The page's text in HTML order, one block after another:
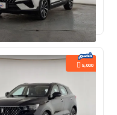
مستعملة 72,691 كم
5,000